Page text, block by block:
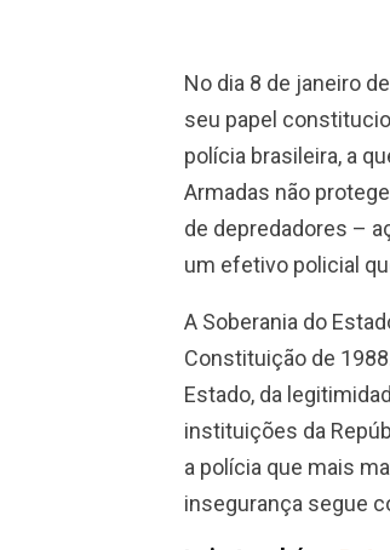
No dia 8 de janeiro
seu papel
polícia brasileira, a
Armadas não
de depredadores –
um efetivo policial
A Soberania do
Constituição de
Estado, da
instituições da
a polícia que mais
insegurança segue